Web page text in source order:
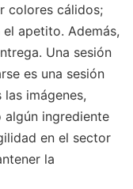
colores cálidos;
apetito. Además,
Una sesión
es una sesión
imágenes,
algún ingrediente
en el sector
la